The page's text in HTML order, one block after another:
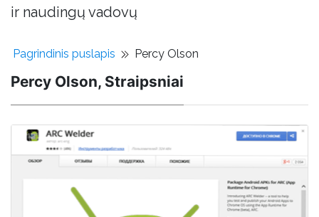
ir naudingų vadovų
Pagrindinis puslapis Percy Olson
Percy Olson, Straipsniai